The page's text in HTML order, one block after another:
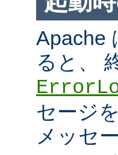
Apache
ると、
セージ
メッセ